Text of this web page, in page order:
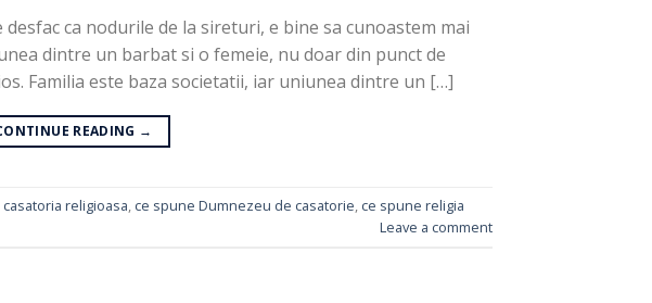
ca nodurile de la sireturi, e bine sa cunoastem mai
dintre un barbat si o femeie, nu doar din punct de
Familia este baza societatii, iar uniunea dintre un […]
READING →
casatoria religioasa, ce spune Dumnezeu de casatorie, ce spune religia
Leave a comment